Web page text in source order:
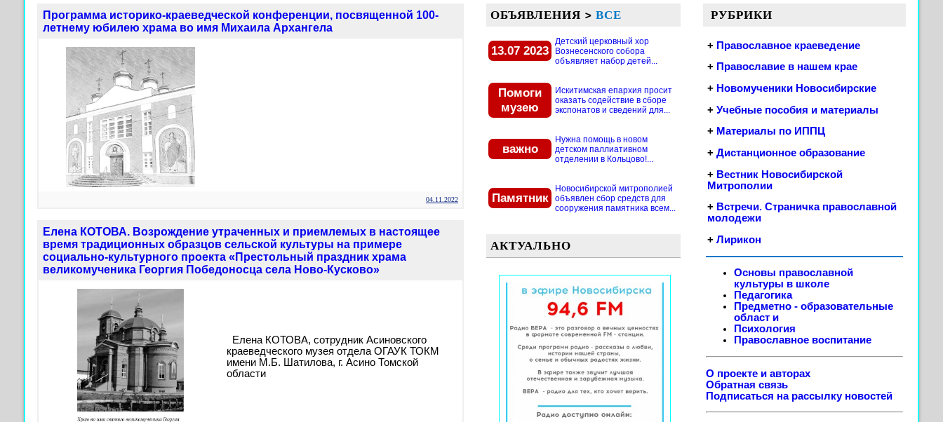
Программа историко-краеведческой конференции, посвященной 100-
летнему юбилею храма во имя Михаила Архангела
04.11.2022
Елена КОТОВА. Возрождение утраченных и приемлемых в настоящее
время традиционных образцов сельской культуры на примере
социально-культурного проекта «Престольный праздник храма
великомученика Георгия Победоносца села Ново-Кусково»
Елена КОТОВА, сотрудник Асиновского
краеведческого музея отдела ОГАУК ТОКМ
имени М.Б. Шатилова, г. Асино Томской
области
ОБЪЯВЛЕНИЯ > ВСЕ
13.07 2023
Детский церковный хор
Вознесенского собора
объявляет набор детей...
Помоги
музею
Искитимская епархия просит
оказать содействие в сборе
экспонатов и сведений для...
важно
Нужна помощь в новом
детском паллиативном
отделении в Кольцово!...
Памятник
Новосибирской митрополией
объявлен сбор средств для
сооружения памятника всем...
АКТУАЛЬНО
РУБРИКИ
+ Православное краеведение
+ Православие в нашем крае
+ Новомученики Новосибирские
+ Учебные пособия и материалы
+ Материалы по ИППЦ
+ Дистанционное образование
+ Вестник Новосибирской
Митрополии
+ Встречи. Страничка православной
молодежи
+ Лирикон
Основы православной
культуры в школе
Педагогика
Предметно - образовательные
област и
Психология
Православное воспитание
О проекте и авторах
Обратная связь
Подписаться на рассылку новостей